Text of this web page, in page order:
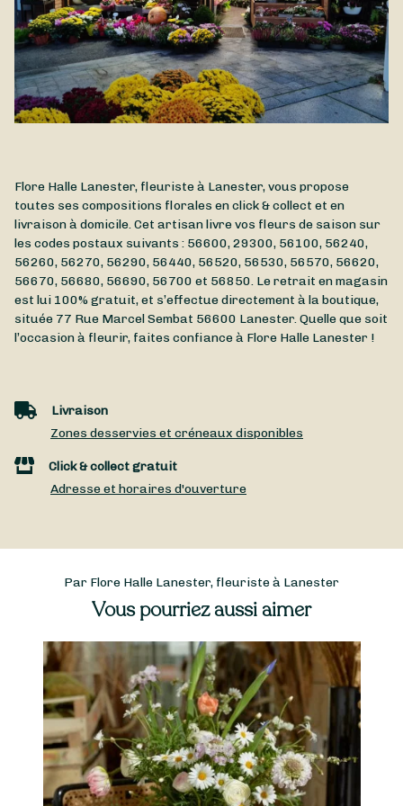
Flore Halle Lanester, fleuriste à Lanester, vous propose
toutes ses compositions florales en click & collect et en
livraison à domicile. Cet artisan livre vos fleurs de saison sur
les codes postaux suivants : 56600, 29300, 56100, 56240,
56260, 56270, 56290, 56440, 56520, 56530, 56570, 56620,
56670, 56680, 56690, 56700 et 56850. Le retrait en magasin
est lui 100% gratuit, et s’effectue directement à la boutique,
située 77 Rue Marcel Sembat 56600 Lanester. Quelle que soit
l’occasion à fleurir, faites confiance à Flore Halle Lanester !
Livraison
Zones desservies et créneaux disponibles
Click & collect gratuit
Adresse et horaires d'ouverture
Par Flore Halle Lanester, fleuriste à Lanester
Vous pourriez aussi aimer